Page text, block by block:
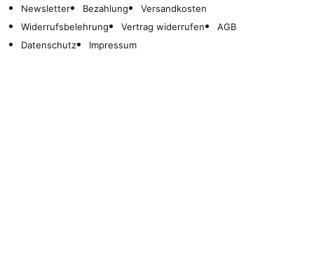
Newsletter Bezahlung
Versandkosten
Widerrufsbelehrung
Vertrag widerrufen
AGB
Datenschutz
Impressum